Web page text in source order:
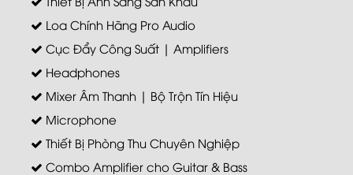
Loa Chính Hãng Pro Audio
Cục Đẩy Công Suất | Amplifiers
Headphones
Mixer Âm Thanh | Bộ Trộn Tín Hiệu
Microphone
Thiết Bị Phòng Thu Chuyên Nghiệp
Combo Amplifier cho Guitar & Bass